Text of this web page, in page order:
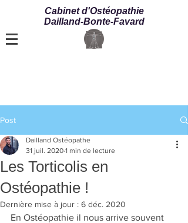
Cabinet d'Ostéopathie
Dailland-Bonte-Favard
Post
Les Torticolis en
Ostéopathie !
Dailland Ostéopathe
31 juil. 2020 1 min de lecture
Dernière mise à jour : 6 déc. 2020
En Ostéopathie il nous arrive souvent